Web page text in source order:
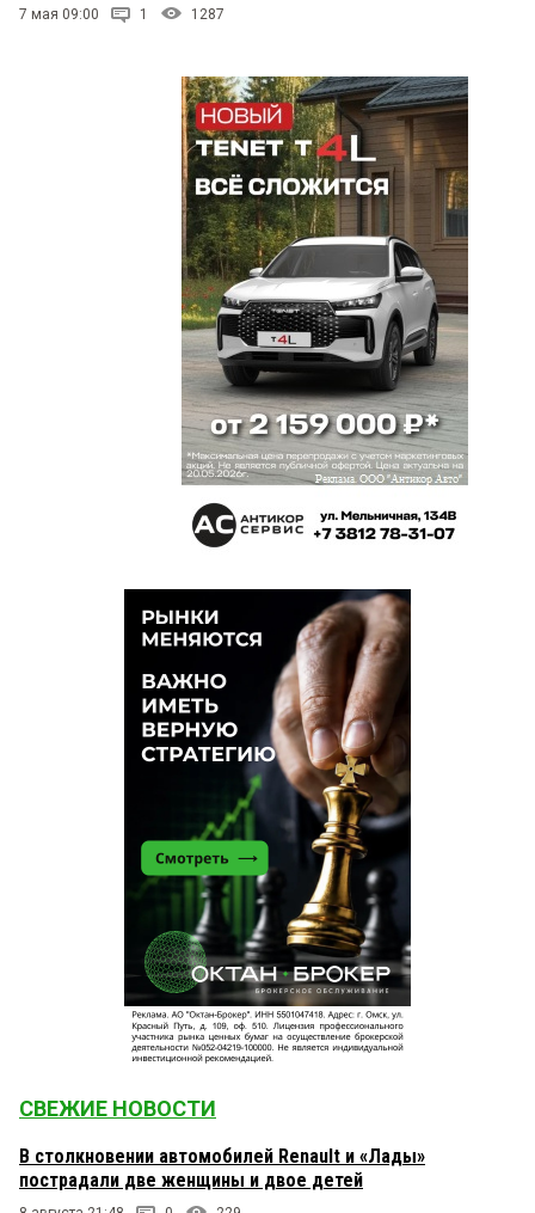
7 мая 09:00 1 1287
СВЕЖИЕ НОВОСТИ
В столкновении автомобилей Renault и «Лады»
пострадали две женщины и двое детей